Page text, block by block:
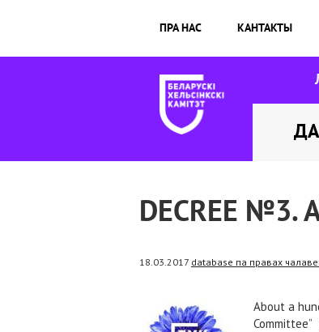
ПРА НАС КАНТАКТЫ
DECREE №3.
18.03.2017 database па правах
About a